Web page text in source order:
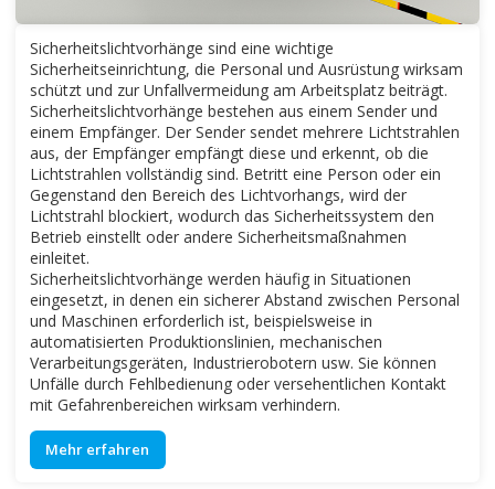
Sicherheitslichtvorhänge sind eine wichtige
Sicherheitseinrichtung, die Personal und Ausrüstung wirksam
schützt und zur Unfallvermeidung am Arbeitsplatz beiträgt.
Sicherheitslichtvorhänge bestehen aus einem Sender und
einem Empfänger. Der Sender sendet mehrere Lichtstrahlen
aus, der Empfänger empfängt diese und erkennt, ob die
Lichtstrahlen vollständig sind. Betritt eine Person oder ein
Gegenstand den Bereich des Lichtvorhangs, wird der
Lichtstrahl blockiert, wodurch das Sicherheitssystem den
Betrieb einstellt oder andere Sicherheitsmaßnahmen
einleitet.
Sicherheitslichtvorhänge werden häufig in Situationen
eingesetzt, in denen ein sicherer Abstand zwischen Personal
und Maschinen erforderlich ist, beispielsweise in
automatisierten Produktionslinien, mechanischen
Verarbeitungsgeräten, Industrierobotern usw. Sie können
Unfälle durch Fehlbedienung oder versehentlichen Kontakt
mit Gefahrenbereichen wirksam verhindern.
Mehr erfahren